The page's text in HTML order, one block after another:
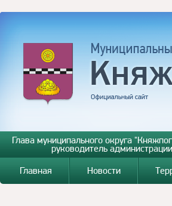
Глава муниципального округа
руководитель администрации
Главная
Новости